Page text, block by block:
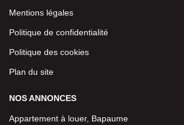
Mentions légales
Politique de confidentialité
Politique des cookies
Plan du site
NOS ANNONCES
Appartement à louer, Bapaume